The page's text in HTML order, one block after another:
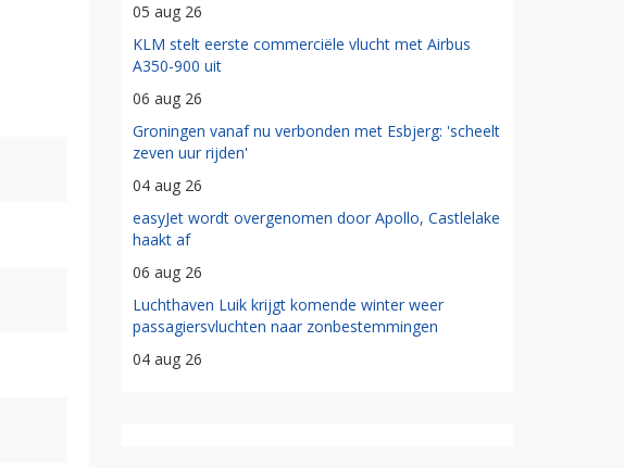
05 aug 26
KLM stelt eerste commerciële vlucht met Airbus
A350-900 uit
06 aug 26
Groningen vanaf nu verbonden met Esbjerg: 'scheelt
zeven uur rijden'
04 aug 26
easyJet wordt overgenomen door Apollo, Castlelake
haakt af
06 aug 26
Luchthaven Luik krijgt komende winter weer
passagiersvluchten naar zonbestemmingen
04 aug 26